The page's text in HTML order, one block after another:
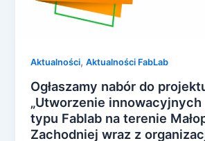
Aktualności,Aktualności FabLab
Ogłaszamy nabór do
„Utworzenie
typu Fablab na terenie
Zachodniej wraz z